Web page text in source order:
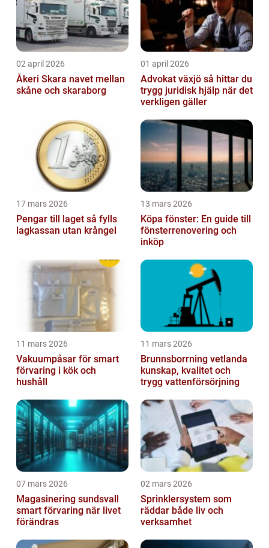
02 april 2026
Åkeri Skara navet mellan
skåne och skaraborg
01 april 2026
Advokat växjö så hittar du
trygg juridisk hjälp när det
verkligen gäller
17 mars 2026
Pengar till laget så fylls
lagkassan utan krångel
13 mars 2026
Köpa fönster: En guide till
fönsterrenovering och
inköp
11 mars 2026
Vakuumpåsar för smart
förvaring i kök och
hushåll
11 mars 2026
Brunnsborrning vetlanda
kunskap, kvalitet och
trygg vattenförsörjning
07 mars 2026
Magasinering sundsvall
smart förvaring när livet
förändras
02 mars 2026
Sprinklersystem som
räddar både liv och
verksamhet